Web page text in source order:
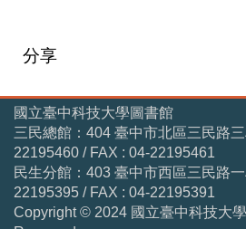
分享
國立臺中科技大學圖書館
三民總館：404 臺中市北區三民路
22195460 / FAX : 04-22195461
民生分館：403 臺中市西區三民路
22195395 / FAX : 04-22195391
Copyright © 2024 國立臺中科技大